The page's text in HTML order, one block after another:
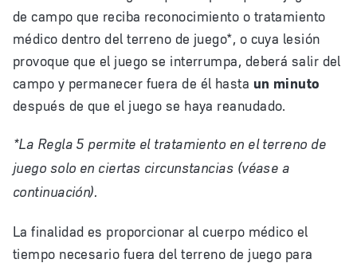
de campo que reciba reconocimiento o tratamiento
médico dentro del terreno de juego*, o cuya lesión
provoque que el juego se interrumpa, deberá salir del
campo y permanecer fuera de él hasta un minuto
después de que el juego se haya reanudado.
*La Regla 5 permite el tratamiento en el terreno de
juego solo en ciertas circunstancias (véase a
continuación).
La finalidad es proporcionar al cuerpo médico el
tiempo necesario fuera del terreno de juego para